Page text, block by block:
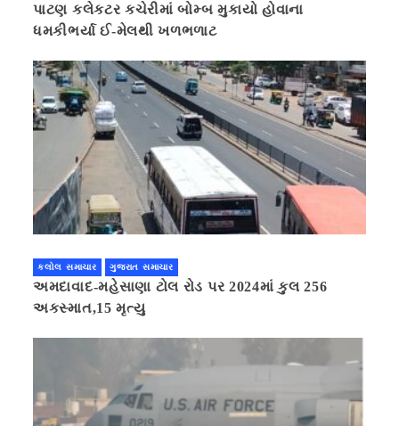
પાટણ કલેકટર કચેરીમાં બોમ્બ મુકાયો હોવાના
ધમકીભર્યા ઈ-મેલથી ખળભળાટ
કલોલ સમાચાર ગુજરાત સમાચાર
અમદાવાદ-મહેસાણા ટોલ રોડ પર 2024માં કુલ 256
અકસ્માત,15 મૃત્યુ